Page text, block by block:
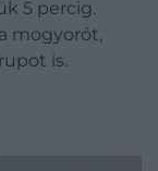
5 percig.
mogyorót,
is.